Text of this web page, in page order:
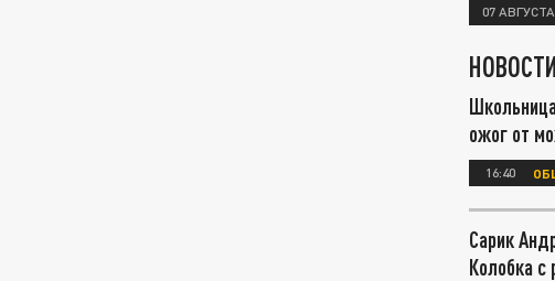
07 АВГУСТА
ожог от
16:40
Сарик
Колобка с